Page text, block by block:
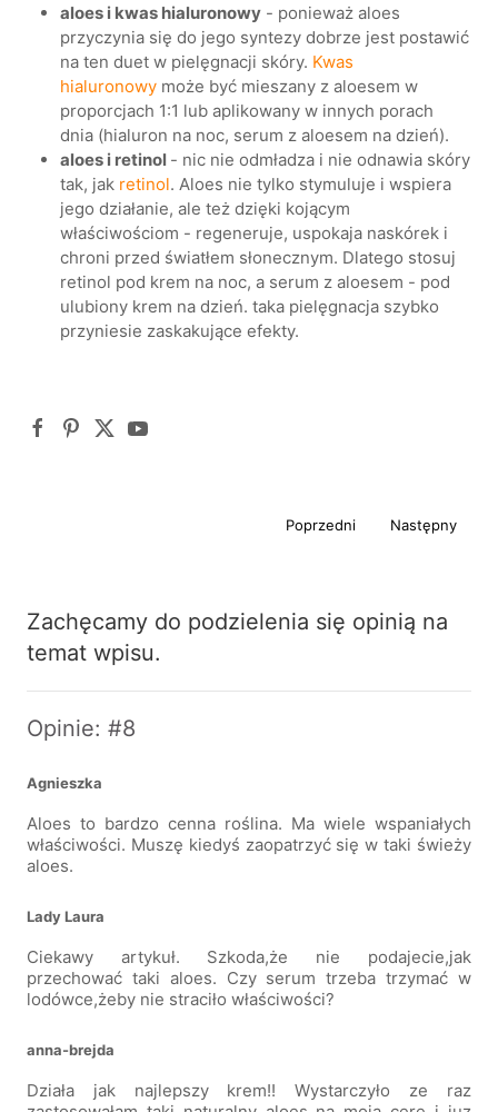
aloes i kwas hialuronowy - ponieważ aloes
przyczynia się do jego syntezy dobrze jest postawić
na ten duet w pielęgnacji skóry. Kwas
hialuronowy może być mieszany z aloesem w
proporcjach 1:1 lub aplikowany w innych porach
dnia (hialuron na noc, serum z aloesem na dzień).
aloes i retinol - nic nie odmładza i nie odnawia skóry
tak, jak retinol. Aloes nie tylko stymuluje i wspiera
jego działanie, ale też dzięki kojącym
właściwościom - regeneruje, uspokaja naskórek i
chroni przed światłem słonecznym. Dlatego stosuj
retinol pod krem na noc, a serum z aloesem - pod
ulubiony krem na dzień. taka pielęgnacja szybko
przyniesie zaskakujące efekty.
Poprzedni Następny
Zachęcamy do podzielenia się opinią na
temat wpisu.
Opinie: #8
Agnieszka
Aloes to bardzo cenna roślina. Ma wiele wspaniałych
właściwości. Muszę kiedyś zaopatrzyć się w taki świeży
aloes.
Lady Laura
Ciekawy artykuł. Szkoda,że nie podajecie,jak
przechować taki aloes. Czy serum trzeba trzymać w
lodówce,żeby nie straciło właściwości?
anna-brejda
Działa jak najlepszy krem!! Wystarczyło ze raz